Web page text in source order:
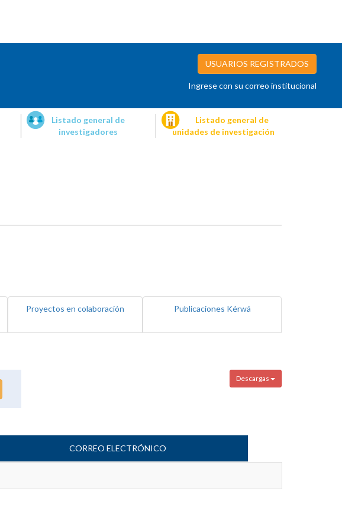
USUARIOS REGISTRADOS
Ingrese con su correo institucional
Listado general de
investigadores
Listado general de
unidades de investigación
Proyectos en colaboración Publicaciones Kérwá
Descargas
CORREO ELECTRÓNICO